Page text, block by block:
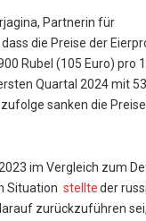
Partnerin für
die Preise der
Rubel (105 Euro) pro
Quartal 2024 mit
sanken die
im Vergleich zum
Situation stellte der
zurückzuführen